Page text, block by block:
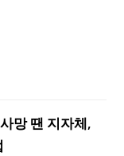
망 땐 지자체,